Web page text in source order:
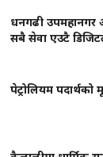
धनगढी उपमहानगर
सबै सेवा एउटै
पेट्रोलियम पदार्थको